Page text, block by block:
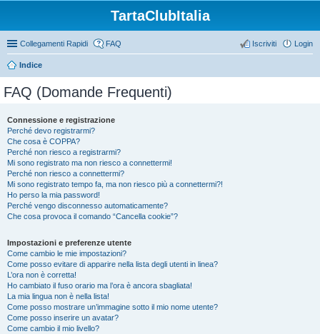
TartaClubItalia
Collegamenti Rapidi FAQ Login
Iscriviti
Indice
FAQ (Domande Frequenti)
Connessione e registrazione
Perché devo registrarmi?
Che cosa è COPPA?
Perché non riesco a registrarmi?
Mi sono registrato ma non riesco a connettermi!
Perché non riesco a connettermi?
Mi sono registrato tempo fa, ma non riesco più a connettermi?!
Ho perso la mia password!
Perché vengo disconnesso automaticamente?
Che cosa provoca il comando “Cancella cookie”?
Impostazioni e preferenze utente
Come cambio le mie impostazioni?
Come posso evitare di apparire nella lista degli utenti in linea?
L’ora non è corretta!
Ho cambiato il fuso orario ma l’ora è ancora sbagliata!
La mia lingua non è nella lista!
Come posso mostrare un’immagine sotto il mio nome utente?
Come posso inserire un avatar?
Come cambio il mio livello?